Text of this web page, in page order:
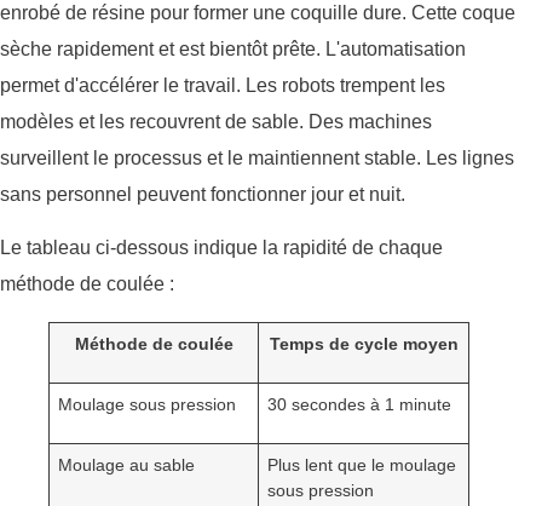
enrobé de résine pour former une coquille dure. Cette coque
sèche rapidement et est bientôt prête. L'automatisation
permet d'accélérer le travail. Les robots trempent les
modèles et les recouvrent de sable. Des machines
surveillent le processus et le maintiennent stable. Les lignes
sans personnel peuvent fonctionner jour et nuit.
Le tableau ci-dessous indique la rapidité de chaque
méthode de coulée :
Méthode de coulée Temps de cycle moyen
Moulage sous pression 30 secondes à 1 minute
Moulage au sable
Plus lent que le moulage
sous pression